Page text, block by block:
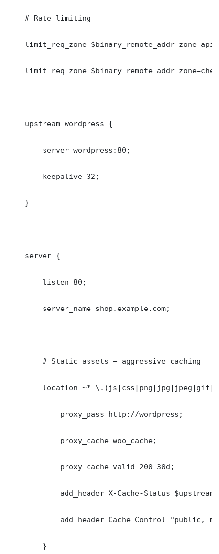
    # Rate limiting
limit_req_zone $binary_remote_addr
limit_req_zone $binary_remote_addr
    upstream wordpress {
        server wordpress:80;
        keepalive 32;
    }
    server {
        listen 80;
        server_name shop.example.com;
        # Static assets — aggressive caching
location ~*
            proxy_pass http://wordpress;
            proxy_cache woo_cache;
            proxy_cache_valid 200 30d;
add_header X-Cache-Status
add_header Cache-Control "public,
        }